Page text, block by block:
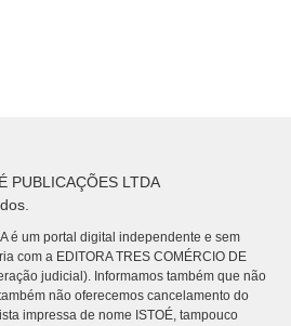
PUBLICAÇÕES LTDA
é um portal digital independente e sem
com a EDITORA TRES COMÉRCIO DE
judicial). Informamos também que não
não oferecemos cancelamento do
impressa de nome ISTOÉ, tampouco